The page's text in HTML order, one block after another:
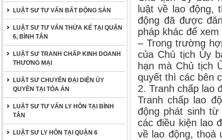
LUẬT SƯ TƯ VẤN BẤT ĐỘNG SẢN
LUẬT SƯ TƯ VẤN THỪA KẾ TẠI QUẬN
6, BÌNH TÂN
LUẬT SƯ TRANH CHẤP KINH DOANH
THƯƠNG MẠI
LUẬT SƯ CHUYÊN ĐẠI DIỆN ỦY
QUYỀN TẠI TÒA ÁN
LUẬT SƯ TƯ VẤN LY HÔN TẠI BÌNH
TÂN
LUẬT SƯ LY HÔN TẠI QUẬN 6
luật về lao động,
động đã được
pháp khác để
– Trong trường
của Chủ tịch Ủy
hạn mà Chủ tịch
quyết thì các bên
2. Tranh chấp lao
Tranh chấp lao
động phát sinh
các điều kiện lao
về lao động, thoả